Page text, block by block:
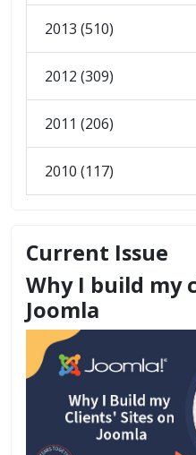
2013 (510)
2012 (309)
2011 (206)
2010 (117)
Current Issue
Why I build my
Joomla